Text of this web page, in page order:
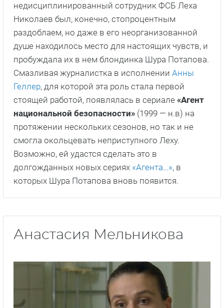
недисциплинированный сотрудник ФСБ Леха
Николаев был, конечно, стопроцентным
раздоблаем, но даже в его неорганизованной
душе находилось место для настоящих чувств, и
пробуждала их в нем блондинка Шура Потапова.
Смазливая журналистка в исполнении Анны
Геллер, для которой эта роль стала первой
стоящей работой, появлялась в сериале «Агент
национальной безопасности» (1999 — н.в) на
протяжении нескольких сезонов, но так и не
смогла окольцевать неприступного Леху.
Возможно, ей удастся сделать это в
долгожданных новых сериях «Агента…», в
которых Шура Потапова вновь появится.
Анастасия Мельникова